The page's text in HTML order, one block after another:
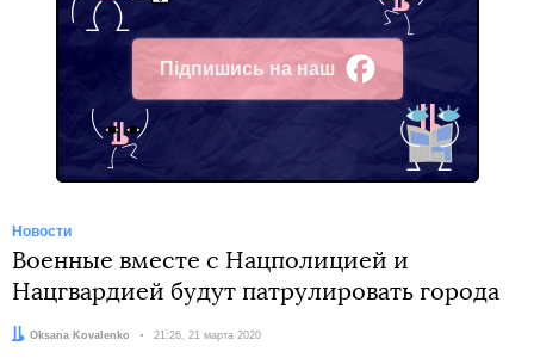
Підпишись на наш
Facebook
Новости
Военные вместе с Нацполицией и
Нацгвардией будут патрулировать города
Автор:
Oksana Kovalenko Дата:
21:26, 21 марта 2020